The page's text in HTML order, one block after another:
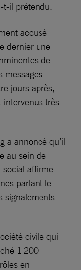
t-il prétendu.
accusé
dernier une
de
messages
jours après,
intervenus très
a annoncé qu’il
au sein de
social affirme
parlant le
signalements
civile qui
1 200
en